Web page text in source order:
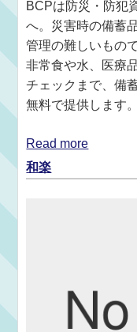
BCPは防災・防犯
へ。災害時の備蓄
管理の難しいもの
非常食や水、医療
チェックまで、備
無料で提供します。
Read more
和楽